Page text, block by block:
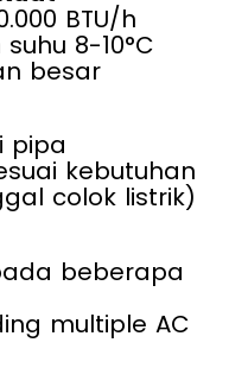
BTU/h
8-10°C
kebutuhan
beberapa
multiple AC